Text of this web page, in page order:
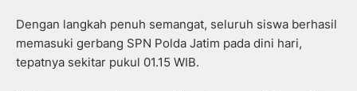
Dengan langkah penuh semangat, seluruh siswa berhasil
memasuki gerbang SPN Polda Jatim pada dini hari,
tepatnya sekitar pukul 01.15 WIB.